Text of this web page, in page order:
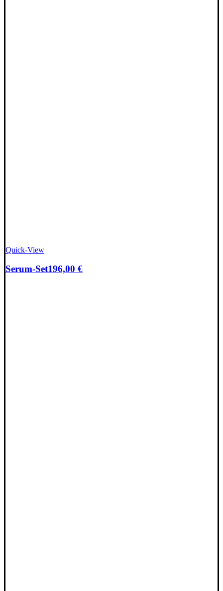
Quick-View
Serum-Set196,00 €